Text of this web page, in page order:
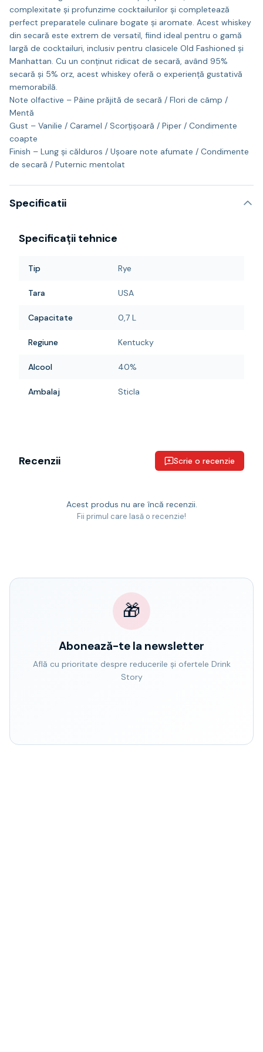
complexitate și profunzime cocktailurilor și completează
perfect preparatele culinare bogate și aromate. Acest whiskey
din secară este extrem de versatil, fiind ideal pentru o gamă
largă de cocktailuri, inclusiv pentru clasicele Old Fashioned și
Manhattan. Cu un conținut ridicat de secară, având 95%
secară și 5% orz, acest whiskey oferă o experiență gustativă
memorabilă.
Note olfactive – Pâine prăjită de secară / Flori de câmp /
Mentă
Gust – Vanilie / Caramel / Scorțișoară / Piper / Condimente
coapte
Finish – Lung și călduros / Ușoare note afumate / Condimente
de secară / Puternic mentolat
Specificatii
Specificații tehnice
Tip Rye
Tara USA
Capacitate 0,7 L
Regiune Kentucky
Alcool 40%
Ambalaj Sticla
Recenzii Scrie o recenzie
Acest produs nu are încă recenzii.
Fii primul care lasă o recenzie!
🎁
Abonează-te la newsletter
Află cu prioritate despre reducerile și ofertele Drink
Story